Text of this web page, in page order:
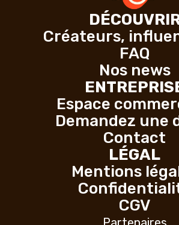
Créateurs,
FAQ
Nos news
Espace
Demandez une
Contact
LÉGAL
Mentions
CGV